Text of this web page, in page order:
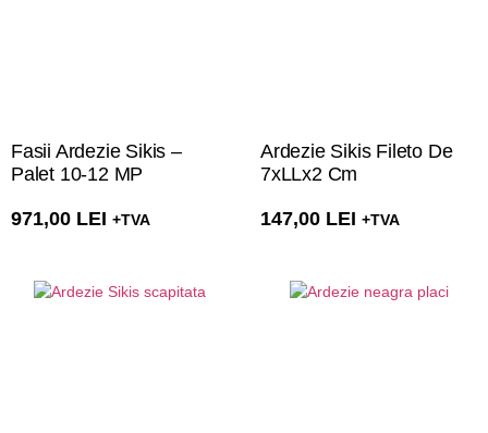
Fasii Ardezie Sikis –
Palet 10-12 MP
971,00 LEI +TVA
Ardezie Sikis Fileto De
7xLLx2 Cm
147,00 LEI +TVA